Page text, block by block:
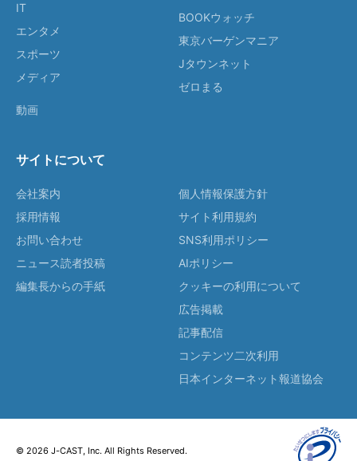
IT
エンタメ
スポーツ
メディア
動画
BOOKウォッチ
東京バーゲンマニア
Jタウンネット
ゼロまる
サイトについて
会社案内
採用情報
お問い合わせ
ニュース読者投稿
編集長からの手紙
個人情報保護方針
サイト利用規約
SNS利用ポリシー
AIポリシー
クッキーの利用について
広告掲載
記事配信
コンテンツ二次利用
日本インターネット報道協会
© 2026 J-CAST, Inc. All Rights Reserved.